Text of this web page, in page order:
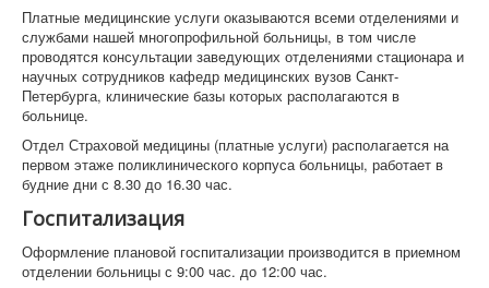
Платные медицинские услуги оказываются всеми отделениями и
службами нашей многопрофильной больницы, в том числе
проводятся консультации заведующих отделениями стационара и
научных сотрудников кафедр медицинских вузов Санкт-
Петербурга, клинические базы которых располагаются в
больнице.
Отдел Страховой медицины (платные услуги) располагается на
первом этаже поликлинического корпуса больницы, работает в
будние дни с 8.30 до 16.30 час.
Госпитализация
Оформление плановой госпитализации производится в приемном
отделении больницы с 9:00 час. до 12:00 час.